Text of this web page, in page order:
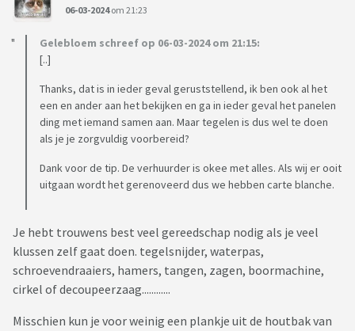
06-03-2024om 21:23
Gelebloem schreef op 06-03-2024 om 21:15:
[..]
Thanks, dat is in ieder geval geruststellend, ik ben ook al het
een en ander aan het bekijken en ga in ieder geval het panelen
ding met iemand samen aan. Maar tegelen is dus wel te doen
als je je zorgvuldig voorbereid?
Dank voor de tip. De verhuurder is okee met alles. Als wij er ooit
uitgaan wordt het gerenoveerd dus we hebben carte blanche.
Je hebt trouwens best veel gereedschap nodig als je veel
klussen zelf gaat doen. tegelsnijder, waterpas,
schroevendraaiers, hamers, tangen, zagen, boormachine,
cirkel of decoupeerzaag............
Misschien kun je voor weinig een plankje uit de houtbak van